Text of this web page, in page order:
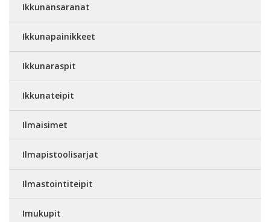
Ikkunansaranat
Ikkunapainikkeet
Ikkunaraspit
Ikkunateipit
Ilmaisimet
Ilmapistoolisarjat
Ilmastointiteipit
Imukupit